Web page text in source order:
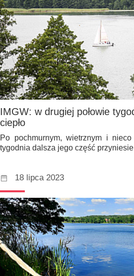
IMGW: w drugiej połowie
ciepło
Po pochmurnym, wietrznym i nieco
tygodnia dalsza jego część
18 lipca 2023